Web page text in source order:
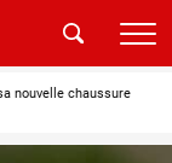
nouvelle chaussure